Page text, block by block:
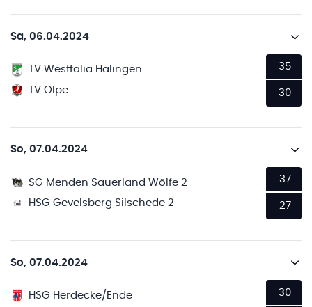
Sa, 06.04.2024
TV Westfalia Halingen
TV Olpe
35
30
So, 07.04.2024
SG Menden Sauerland Wölfe 2
HSG Gevelsberg Silschede 2
37
27
So, 07.04.2024
HSG Herdecke/Ende
30